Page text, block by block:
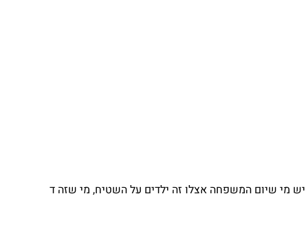
יש מי שיום המשפחה אצלו זה ילדים על השטיח, מי שזה ד